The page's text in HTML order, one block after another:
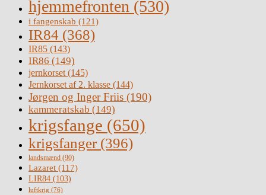
hjemmefronten (530)
i fangenskab (121)
IR84 (368)
IR85 (143)
IR86 (149)
jernkorset(145)
Jernkorset af 2. klasse (144)
Jørgen og Inger Friis (190)
kammeratskab (149)
krigsfange (650)
krigsfanger (396)
landsmænd (90)
Lazaret (117)
LIR84 (103)
luftkrig (76)